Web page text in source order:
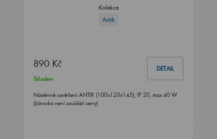
Kolekce
Antik
890 Kč DETAIL
Skladem
Nástěnné osvětlení ANTIK (100x120x145), IP 20, max 40 W
(žárovka není součástí ceny)